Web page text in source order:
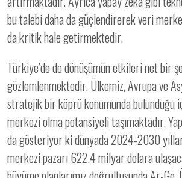
bu talebi daha da güçlendirerek veri
da kritik hale getirmektedir.
Türkiye’de de dönüşümün etkileri net bir
gözlemlenmektedir. Ülkemiz, Avrupa ve
stratejik bir köprü konumunda bulunduğu
merkezi olma potansiyeli taşımaktadır.
da gösteriyor ki dünyada 2024-2030
merkezi pazarı 622.4 milyar dolara